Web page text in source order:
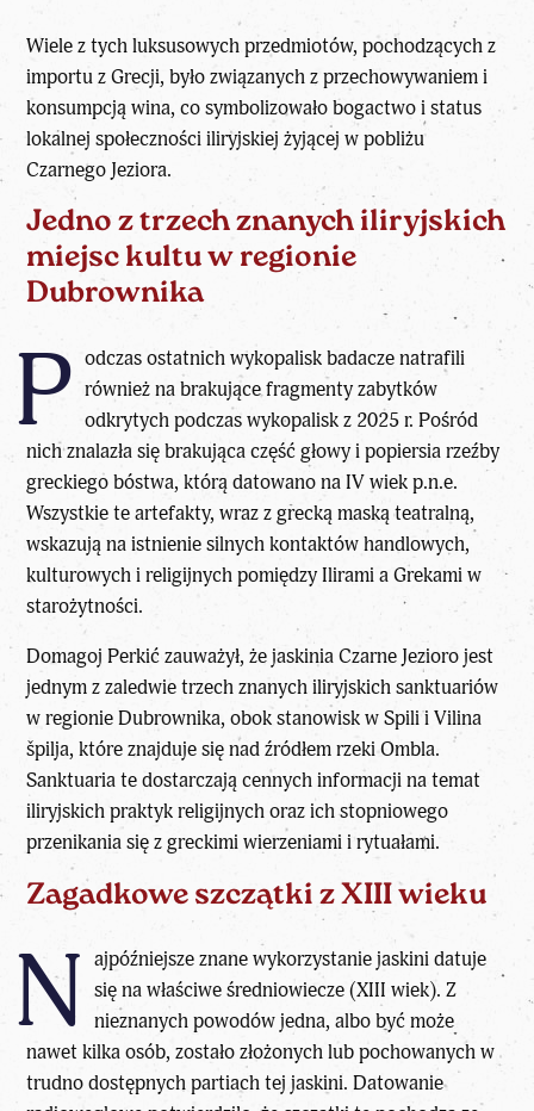
Wiele z tych luksusowych przedmiotów, pochodzących z
importu z Grecji, było związanych z przechowywaniem i
konsumpcją wina, co symbolizowało bogactwo i status
lokalnej społeczności iliryjskiej żyjącej w pobliżu
Czarnego Jeziora.
Jedno z trzech znanych iliryjskich
miejsc kultu w regionie
Dubrownika
P odczas ostatnich wykopaliskbadaczenatrafili
również na brakujące fragmenty zabytków
odkrytych podczas wykopalisk z 2025 r. Pośród
nich znalazła się brakująca część głowy i popiersia rzeźby
greckiego bóstwa, którą datowano na IV wiek p.n.e.
Wszystkie te artefakty, wraz z grecką maską teatralną,
wskazują na istnienie silnych kontaktów handlowych,
kulturowych i religijnych pomiędzy Ilirami a Grekami w
starożytności.
Domagoj Perkić zauważył, że jaskinia Czarne Jezioro jest
jednym z zaledwie trzech znanych iliryjskich sanktuariów
w regionie Dubrownika, obok stanowisk w Spili i Vilina
špilja, które znajduje się nad źródłem rzeki Ombla.
Sanktuaria te dostarczają cennych informacji na temat
iliryjskich praktyk religijnych oraz ich stopniowego
przenikania się z greckimi wierzeniami i rytuałami.
Zagadkowe szczątki z XIII wieku
N ajpóźniejsze znane wykorzystanie jaskini datuje
się na właściwe średniowiecze (XIII wiek). Z
nieznanych powodów jedna, albo być może
nawet kilka osób, zostało złożonych lub pochowanych w
trudno dostępnych partiach tej jaskini. Datowanie